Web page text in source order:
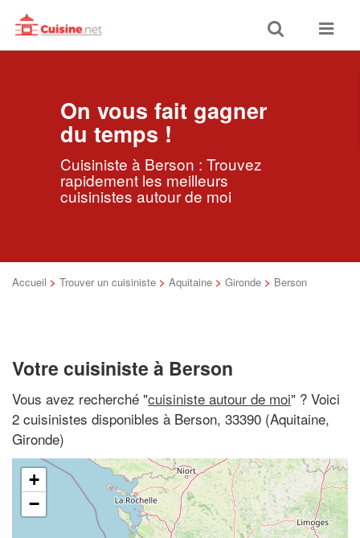
Toggle
search
Toggle
On vous fait gagner
du temps !
Cuisiniste à Berson : Trouvez
rapidement les meilleurs
cuisinistes autour de moi
Accueil > Trouver un cuisiniste > Aquitaine > Gironde > Berson
Votre cuisiniste à Berson
Vous avez recherché "cuisiniste autour de moi" ? Voici
2 cuisinistes disponibles à Berson, 33390 (Aquitaine,
Gironde)
+
−